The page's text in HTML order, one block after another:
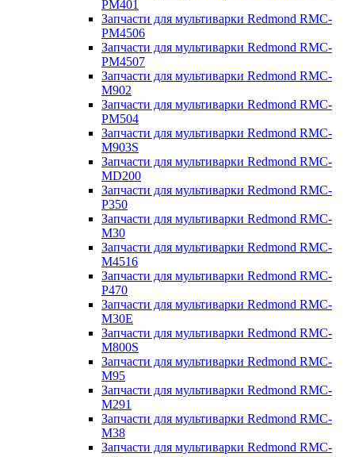
PM401
Запчасти для мультиварки Redmond RMC-
PM4506
Запчасти для мультиварки Redmond RMC-
PM4507
Запчасти для мультиварки Redmond RMC-
M902
Запчасти для мультиварки Redmond RMC-
PM504
Запчасти для мультиварки Redmond RMC-
M903S
Запчасти для мультиварки Redmond RMC-
MD200
Запчасти для мультиварки Redmond RMC-
P350
Запчасти для мультиварки Redmond RMC-
M30
Запчасти для мультиварки Redmond RMC-
M4516
Запчасти для мультиварки Redmond RMC-
P470
Запчасти для мультиварки Redmond RMC-
M30E
Запчасти для мультиварки Redmond RMC-
M800S
Запчасти для мультиварки Redmond RMC-
M95
Запчасти для мультиварки Redmond RMC-
M291
Запчасти для мультиварки Redmond RMC-
M38
Запчасти для мультиварки Redmond RMC-